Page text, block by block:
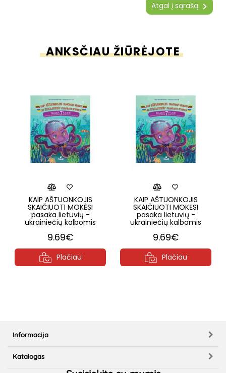
Atgal į sąrašą
ANKSČIAU ŽIŪRĖJOTE
KAIP AŠTUONKOJIS
SKAIČIUOTI MOKĖSI
pasaka lietuvių -
ukrainiečių kalbomis
9.69€
Plačiau
KAIP AŠTUONKOJIS
SKAIČIUOTI MOKĖSI
pasaka lietuvių -
ukrainiečių kalbomis
9.69€
Plačiau
Informacija
Katalogas